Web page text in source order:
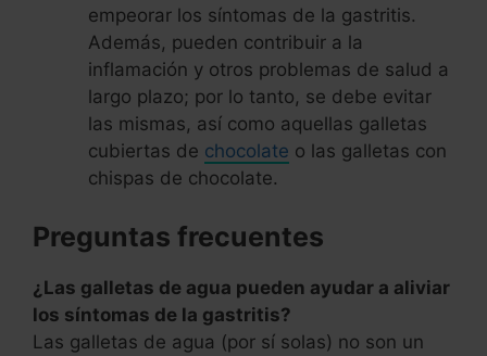
empeorar los síntomas de la gastritis.
Además, pueden contribuir a la
inflamación y otros problemas de salud a
largo plazo; por lo tanto, se debe evitar
las mismas, así como aquellas galletas
cubiertas de chocolate o las galletas con
chispas de chocolate.
Preguntas frecuentes
¿Las galletas de agua pueden ayudar a aliviar
los síntomas de la gastritis?
Las galletas de agua (por sí solas) no son un